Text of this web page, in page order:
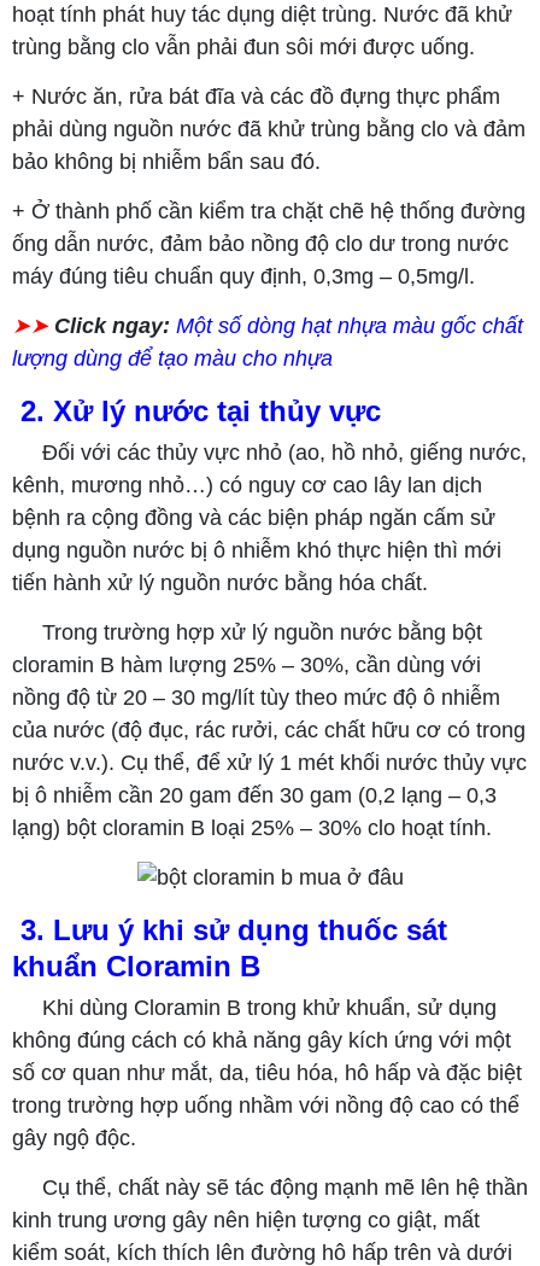
hoạt tính phát huy tác dụng diệt trùng. Nước đã khử
trùng bằng clo vẫn phải đun sôi mới được uống.
+ Nước ăn, rửa bát đĩa và các đồ đựng thực phẩm
phải dùng nguồn nước đã khử trùng bằng clo và đảm
bảo không bị nhiễm bẩn sau đó.
+ Ở thành phố cần kiểm tra chặt chẽ hệ thống đường
ống dẫn nước, đảm bảo nồng độ clo dư trong nước
máy đúng tiêu chuẩn quy định, 0,3mg – 0,5mg/l.
➤➤ Click ngay: Một số dòng hạt nhựa màu gốc chất
lượng dùng để tạo màu cho nhựa
2. Xử lý nước tại thủy vực
Đối với các thủy vực nhỏ (ao, hồ nhỏ, giếng nước,
kênh, mương nhỏ…) có nguy cơ cao lây lan dịch
bệnh ra cộng đồng và các biện pháp ngăn cấm sử
dụng nguồn nước bị ô nhiễm khó thực hiện thì mới
tiến hành xử lý nguồn nước bằng hóa chất.
Trong trường hợp xử lý nguồn nước bằng bột
cloramin B hàm lượng 25% – 30%, cần dùng với
nồng độ từ 20 – 30 mg/lít tùy theo mức độ ô nhiễm
của nước (độ đục, rác rưởi, các chất hữu cơ có trong
nước v.v.). Cụ thể, để xử lý 1 mét khối nước thủy vực
bị ô nhiễm cần 20 gam đến 30 gam (0,2 lạng – 0,3
lạng) bột cloramin B loại 25% – 30% clo hoạt tính.
3. Lưu ý khi sử dụng thuốc sát
khuẩn Cloramin B
Khi dùng Cloramin B trong khử khuẩn, sử dụng
không đúng cách có khả năng gây kích ứng với một
số cơ quan như mắt, da, tiêu hóa, hô hấp và đặc biệt
trong trường hợp uống nhầm với nồng độ cao có thể
gây ngộ độc.
Cụ thể, chất này sẽ tác động mạnh mẽ lên hệ thần
kinh trung ương gây nên hiện tượng co giật, mất
kiểm soát, kích thích lên đường hô hấp trên và dưới